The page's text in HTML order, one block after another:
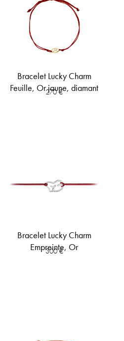
Bracelet Lucky Charm
Feuille, Or jaune, diamant
270€
Bracelet Lucky Charm
Empreinte, Or
300€